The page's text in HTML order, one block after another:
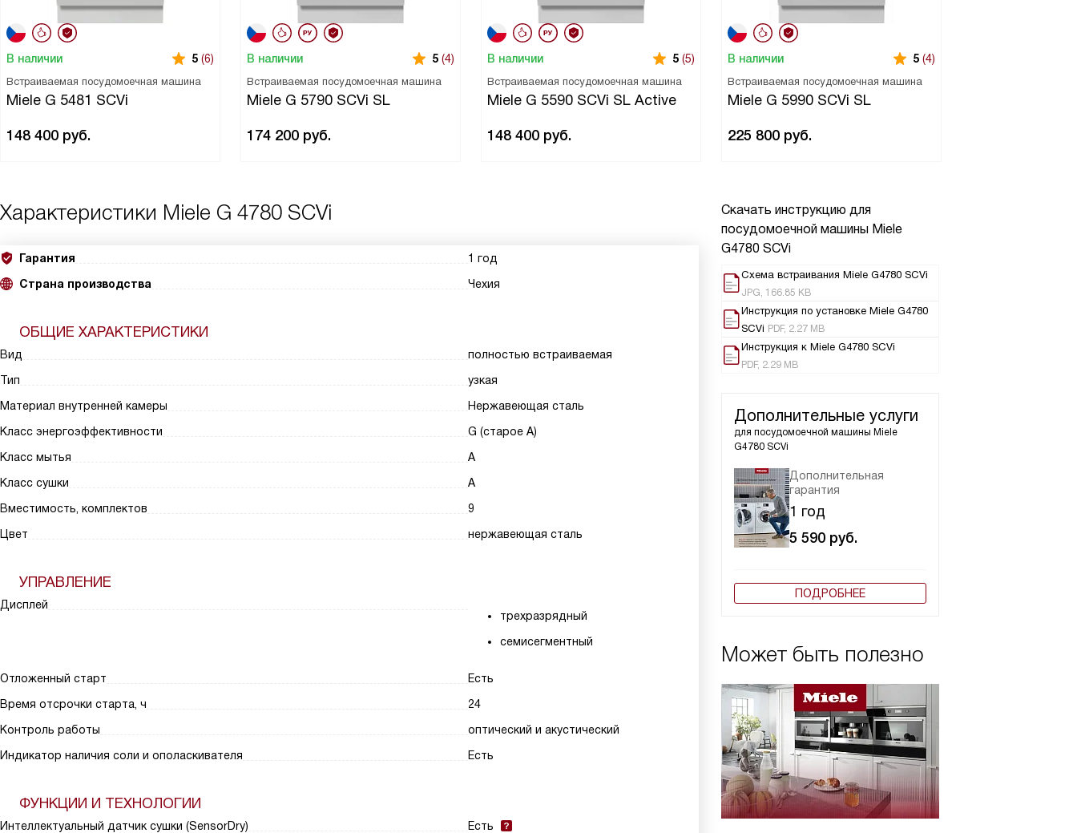
В наличии 5 (6)
Встраиваемая посудомоечная машина
Miele G 5481 SCVi
148 400 руб.
В наличии 5 (4)
Встраиваемая посудомоечная машина
Miele G 5790 SCVi SL
174 200 руб.
В наличии 5 (5)
Встраиваемая посудомоечная машина
Miele G 5590 SCVi SL Active
148 400 руб.
В наличии 5 (4)
Встраиваемая посудомоечная машина
Miele G 5990 SCVi SL
225 800 руб.
Скачать инструкцию для
посудомоечной машины Miele
G4780 SCVi
Схема встраивания Miele G4780 SCVi
JPG, 166.85 KB
Инструкция по установке Miele G4780
SCVi PDF, 2.27 MB
Инструкция к Miele G4780 SCVi
PDF, 2.29 MB
Дополнительные услуги
для посудомоечной машины Miele
G4780 SCVi
Дополнительная
гарантия
1 год
5 590 руб.
ПОДРОБНЕЕ
Может быть полезно
Характеристики Miele G 4780 SCVi
Гарантия
1 год
Страна производства
Чехия
ОБЩИЕ ХАРАКТЕРИСТИКИ
Вид
полностью встраиваемая
Тип
узкая
Материал внутренней камеры
Нержавеющая сталь
Класс энергоэффективности
G (старое A)
Класс мытья
A
Класс сушки
A
Вместимость, комплектов
9
Цвет
нержавеющая сталь
УПРАВЛЕНИЕ
Дисплей
трехразрядный
семисегментный
Отложенный старт
Есть
Время отсрочки старта, ч
24
Контроль работы
оптический и акустический
Индикатор наличия соли и ополаскивателя
Есть
ФУНКЦИИ И ТЕХНОЛОГИИ
Интеллектуальный датчик сушки (SensorDry)
Есть